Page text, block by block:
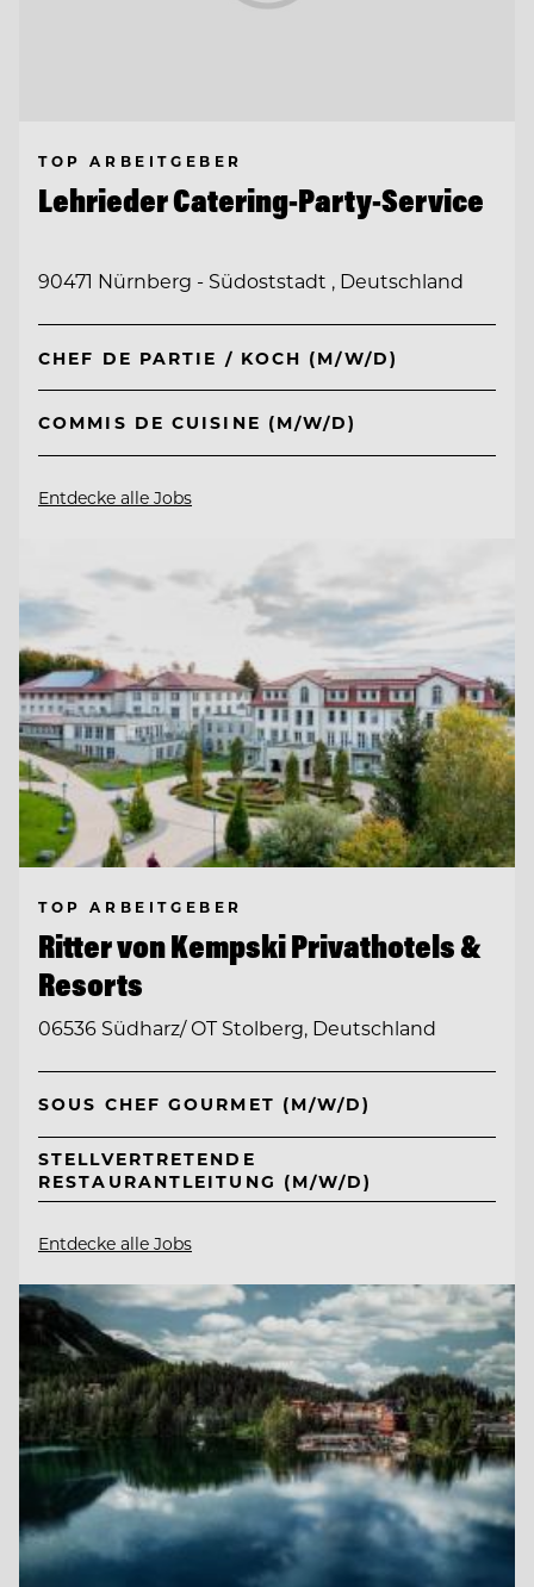
TOP ARBEITGEBER
Lehrieder Catering-Party-Service
90471 Nürnberg - Südoststadt , Deutschland
CHEF DE PARTIE / KOCH (M/W/D)
COMMIS DE CUISINE (M/W/D)
Entdecke alle Jobs
TOP ARBEITGEBER
Ritter von Kempski Privathotels &
Resorts
06536 Südharz/ OT Stolberg, Deutschland
SOUS CHEF GOURMET (M/W/D)
STELLVERTRETENDE
RESTAURANTLEITUNG (M/W/D)
Entdecke alle Jobs